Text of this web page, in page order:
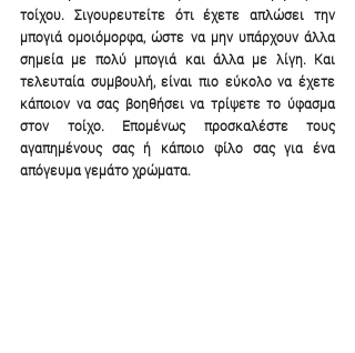
τοίχου. Σιγουρευτείτε ότι έχετε απλώσει την
μπογιά ομοιόμορφα, ώστε να μην υπάρχουν άλλα
σημεία με πολύ μπογιά και άλλα με λίγη. Και
τελευταία συμβουλή, είναι πιο εύκολο να έχετε
κάποιον να σας βοηθήσει να τρίψετε το ύφασμα
στον τοίχο. Επομένως προσκαλέστε τους
αγαπημένους σας ή κάποιο φίλο σας για ένα
απόγευμα γεμάτο χρώματα.